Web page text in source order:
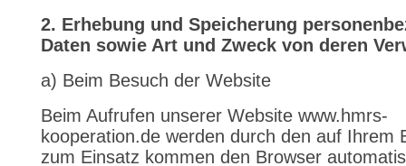
2. Erhebung und Speicherung
Daten sowie Art und Zweck von deren
a) Beim Besuch der Website
Beim Aufrufen unserer Website www.hmrs-
kooperation.de werden durch den auf Ihrem
zum Einsatz kommen den Browser